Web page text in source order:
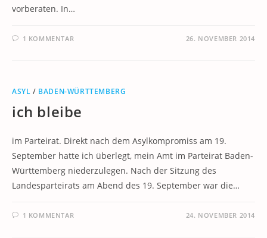
vorberaten. In…
1 KOMMENTAR 26. NOVEMBER 2014
ASYL / BADEN-WÜRTTEMBERG
ich bleibe
im Parteirat. Direkt nach dem Asylkompromiss am 19.
September hatte ich überlegt, mein Amt im Parteirat Baden-
Württemberg niederzulegen. Nach der Sitzung des
Landesparteirats am Abend des 19. September war die…
1 KOMMENTAR 24. NOVEMBER 2014